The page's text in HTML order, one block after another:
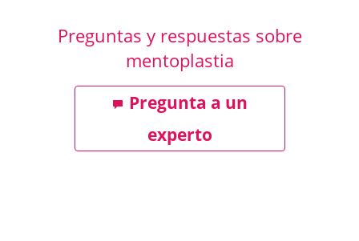
Preguntas y respuestas sobre
mentoplastia
Pregunta a un
experto